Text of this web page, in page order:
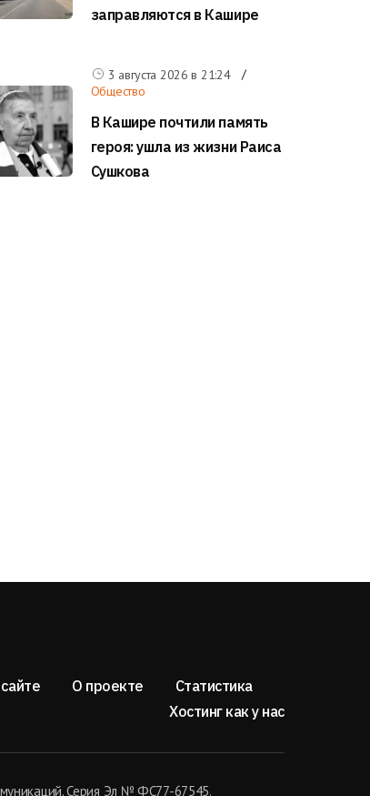
заправляются в Кашире
3 августа 2026 в 21:24
Общество
В Кашире почтили память
героя: ушла из жизни Раиса
Сушкова
О проекте
Статистика
Хостинг как у нас
Серия Эл № ФС77-67545.